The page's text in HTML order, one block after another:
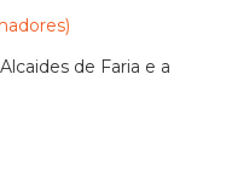
de Faria e a